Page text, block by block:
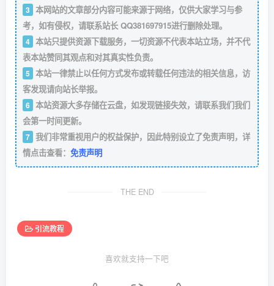
3 本网站的文章部分内容可能来源于网络，仅供大家学习与参
考，如有侵权，请联系站长 QQ381697915进行删除处理。
4 本站只提供资源下载服务，一切资源不代表本站立场，并不代
表本站赞同其观点和对其真实性负责。
5 本站一律禁止以任何方式发布或转载任何违法的相关信息，访
客发现请向站长举报。
6 本站资源大多存储在云盘，如发现链接失效，请联系我们我们
会第一时间更新。
7 我们非常重视用户的权益保护，因此特别设立了免责声明，详
情点击查看： 免责声明
THE END
引流教程
喜欢就支持一下吧